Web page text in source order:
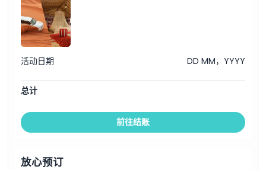
阿拉伯装扮（男士穿Kandura，女士穿Abaya）
Tanoura舞和“女士海湾舞”
无限量供应水和软饮料
含有素食和非素食选择的烧烤晚餐
观星活动
夜间享用Rogag（阿拉伯面包）和Chai（阿拉伯茶）
活动日期 DD MM，YYYY
总计
前往结账
放心预订